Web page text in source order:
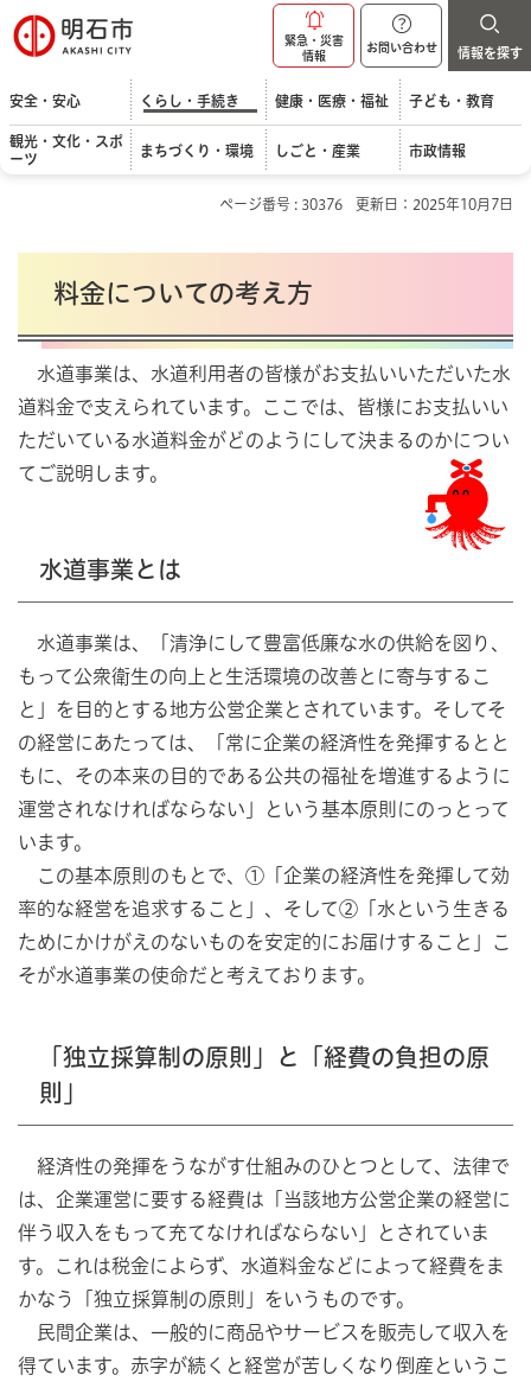
明石市
緊急・災害
情報
お問い合わせ 情報を探す
安全・安心 くらし・手続き 健康・医療・福祉 子ども・教育
観光・文化・スポ
ーツ
まちづくり・環境 しごと・産業 市政情報
ページ番号 : 30376 更新日：2025年10月7日
料金についての考え方
水道事業は、水道利用者の皆様がお支払いいただいた水
道料金で支えられています。ここでは、皆様にお支払いい
ただいている水道料金がどのようにして決まるのかについ
てご説明します。
水道事業とは
水道事業は、「清浄にして豊富低廉な水の供給を図り、
もって公衆衛生の向上と生活環境の改善とに寄与するこ
と」を目的とする地方公営企業とされています。そしてそ
の経営にあたっては、「常に企業の経済性を発揮するとと
もに、その本来の目的である公共の福祉を増進するように
運営されなければならない」という基本原則にのっとって
います。
この基本原則のもとで、①「企業の経済性を発揮して効
率的な経営を追求すること」、そして②「水という生きる
ためにかけがえのないものを安定的にお届けすること」こ
そが水道事業の使命だと考えております。
「独立採算制の原則」と「経費の負担の原
則」
経済性の発揮をうながす仕組みのひとつとして、法律で
は、企業運営に要する経費は「当該地方公営企業の経営に
伴う収入をもって充てなければならない」とされていま
す。これは税金によらず、水道料金などによって経費をま
かなう「独立採算制の原則」をいうものです。
民間企業は、一般的に商品やサービスを販売して収入を
得ています。赤字が続くと経営が苦しくなり倒産というこ